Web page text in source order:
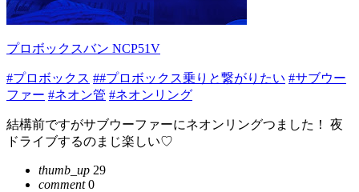
プロボックスバン NCP51V
#プロボックス ##プロボックス乗りと繋がりたい #サブウー
ファー #ネオン管 #ネオンリング
結構前ですがサブウーファーにネオンリングつました！ 夜
ドライブするのまじ楽しい♡
thumb_up 29
comment0